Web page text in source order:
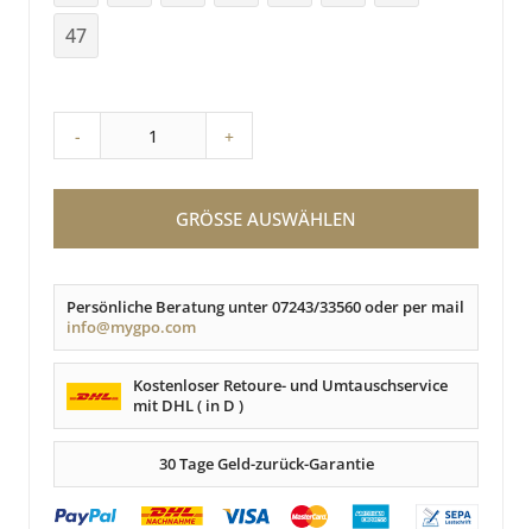
47
- +
GRÖSSE AUSWÄHLEN
Persönliche Beratung unter 07243/33560 oder per mail
info@mygpo.com
Kostenloser Retoure- und Umtauschservice
mit DHL ( in D )
30 Tage Geld-zurück-Garantie